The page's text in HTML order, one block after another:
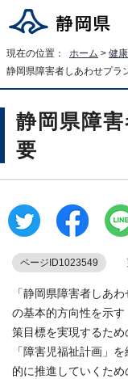
現在の位置： ホーム > 健
静岡県障害者しあわせプ
静岡県障
要
ページID1023549
「静岡県障害者しあ
の基本的方向性を示
策目標を実現するた
「障害児福祉計画」
的に推進していくため